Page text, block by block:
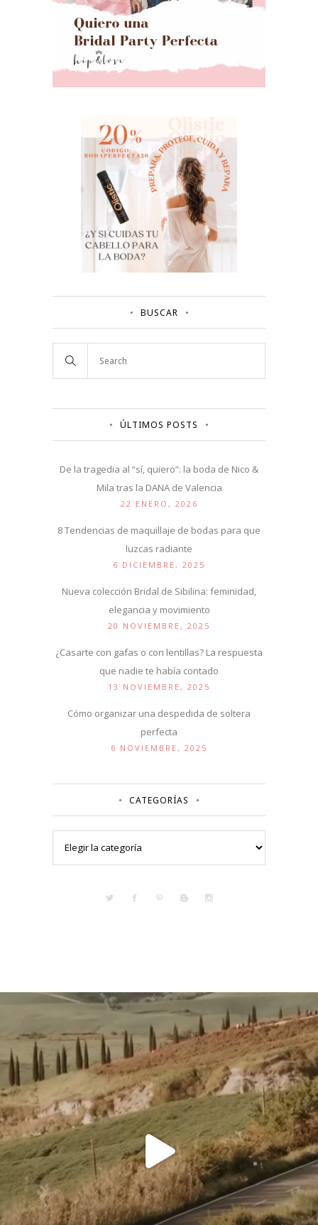
BUSCAR
ÚLTIMOS POSTS
De la tragedia al “sí, quiero”: la boda de Nico &
Mila tras la DANA de Valencia
22 ENERO, 2026
8 Tendencias de maquillaje de bodas para que
luzcas radiante
6 DICIEMBRE, 2025
Nueva colección Bridal de Sibilina: feminidad,
elegancia y movimiento
20 NOVIEMBRE, 2025
¿Casarte con gafas o con lentillas? La respuesta
que nadie te había contado
13 NOVIEMBRE, 2025
Cómo organizar una despedida de soltera
perfecta
6 NOVIEMBRE, 2025
CATEGORÍAS